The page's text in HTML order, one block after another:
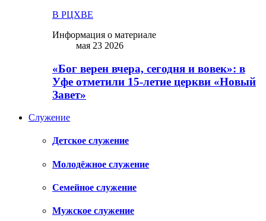
В РЦХВЕ
Информация о материале
мая 23 2026
«Бог верен вчера, сегодня и вовек»: в
Уфе отметили 15-летие церкви «Новый
Завет»
Служение
Детское служение
Молодёжное служение
Семейное служение
Мужское служение